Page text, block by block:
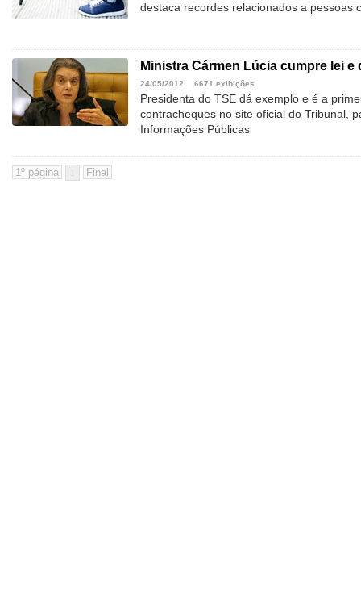
destaca recordes relacionados a pessoas
Ministra Cármen Lúcia cumpre lei
24/05/2012 6671 exibições
Presidenta do TSE dá exemplo e é a
contracheques no site oficial do Tribunal,
Informações Públicas